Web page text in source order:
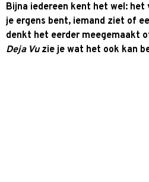
Bijna iedereen kent het wel: het
je ergens bent, iemand ziet of
denkt het eerder meegemaakt
Deja Vuzie je wat het ook kan